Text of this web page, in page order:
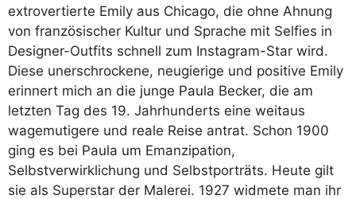
extrovertierte Emily aus Chicago, die ohne Ahnung
von französischer Kultur und Sprache mit Selfies in
Designer-Outfits schnell zum Instagram-Star wird.
Diese unerschrockene, neugierige und positive Emily
erinnert mich an die junge Paula Becker, die am
letzten Tag des 19. Jahrhunderts eine weitaus
wagemutigere und reale Reise antrat. Schon 1900
ging es bei Paula um Emanzipation,
Selbstverwirklichung und Selbstporträts. Heute gilt
sie als Superstar der Malerei. 1927 widmete man ihr